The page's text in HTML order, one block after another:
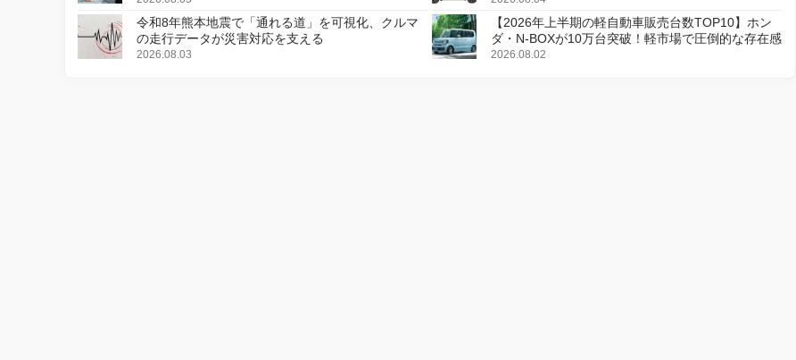
令和8年熊本地震で「通れる道」を可視化、クルマ
の走行データが災害対応を支える
2026.08.03
【2026年上半期の軽自動車販売台数TOP10】ホン
ダ・N-BOXが10万台突破！軽市場で圧倒的な存在感
2026.08.02